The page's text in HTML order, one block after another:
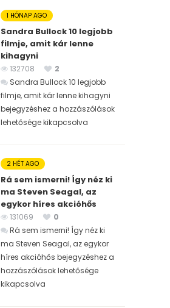
1 HÓNAP AGO
Sandra Bullock 10 legjobb
filmje, amit kár lenne
kihagyni
132708
2
Sandra Bullock 10 legjobb
filmje, amit kár lenne kihagyni
bejegyzéshez a hozzászólások
lehetősége kikapcsolva
2 HÉT AGO
Rá sem ismerni! Így néz ki
ma Steven Seagal, az
egykor híres akcióhős
131069
0
Rá sem ismerni! Így néz ki
ma Steven Seagal, az egykor
híres akcióhős bejegyzéshez a
hozzászólások lehetősége
kikapcsolva